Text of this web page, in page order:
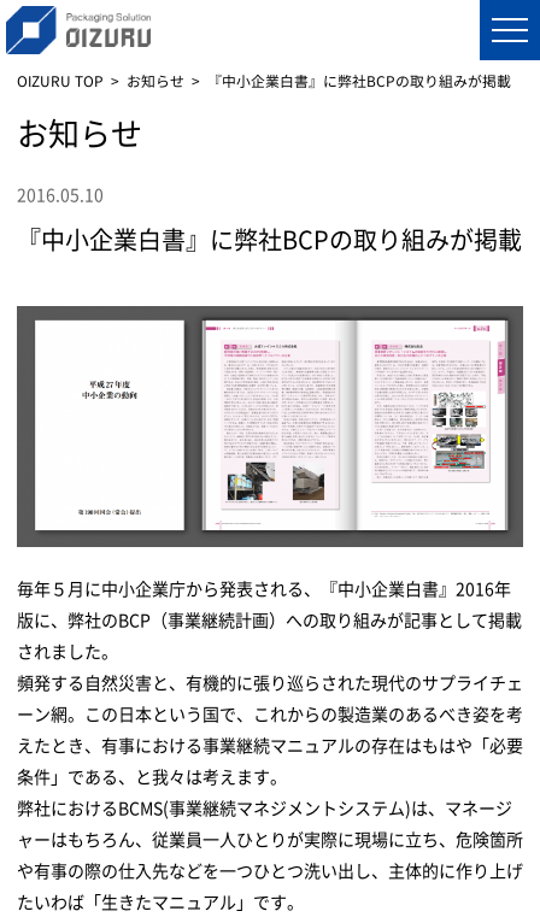
OIZURU TOP お知らせ 『中小企業白書』に弊社BCPの取り組みが掲載
お知らせ
2016.05.10
『中小企業白書』に弊社BCPの取り組みが掲載
毎年５月に中小企業庁から発表される、『中小企業白書』2016年
版に、弊社のBCP（事業継続計画）への取り組みが記事として掲載
されました。
頻発する自然災害と、有機的に張り巡らされた現代のサプライチェ
ーン網。この日本という国で、これからの製造業のあるべき姿を考
えたとき、有事における事業継続マニュアルの存在はもはや「必要
条件」である、と我々は考えます。
弊社におけるBCMS(事業継続マネジメントシステム)は、マネージ
ャーはもちろん、従業員一人ひとりが実際に現場に立ち、危険箇所
や有事の際の仕入先などを一つひとつ洗い出し、主体的に作り上げ
たいわば「生きたマニュアル」です。